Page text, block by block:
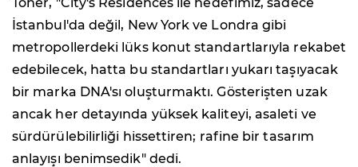
İstanbul'da değil, New York ve Londra gibi
metropollerdeki lüks konut standartlarıyla rekabet
edebilecek, hatta bu standartları yukarı taşıyacak
bir marka DNA'sı oluşturmaktı. Gösterişten uzak
ancak her detayında yüksek kaliteyi, asaleti ve
sürdürülebilirliği hissettiren; rafine bir tasarım
anlayışı benimsedik" dedi.